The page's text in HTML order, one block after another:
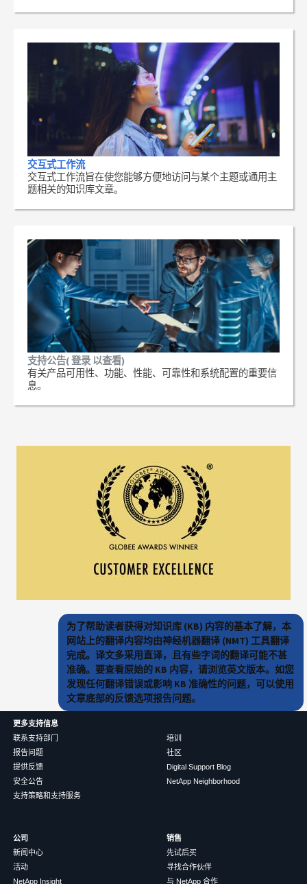
交互式工作流
交互式工作流旨在使您能够方便地访问与某个主题或通用主
题相关的知识库文章。
支持公告( 登录 以查看)
有关产品可用性、功能、性能、可靠性和系统配置的重要信
息。
为了帮助读者获得对知识库 (KB) 内容的基本了解，本
网站上的翻译内容均由神经机器翻译 (NMT) 工具翻译
完成。译文多采用直译，且有些字词的翻译可能不甚
准确。要查看原始的 KB 内容，请浏览英文版本。如您
发现任何翻译错误或影响 KB 准确性的问题，可以使用
文章底部的反馈选项报告问题。
更多支持信息
联系支持部门
报告问题
提供反馈
安全公告
支持策略和支持服务
培训
社区
Digital Support Blog
NetApp Neighborhood
公司
新闻中心
活动
NetApp Insight
销售
先试后买
寻找合作伙伴
与 NetApp 合作